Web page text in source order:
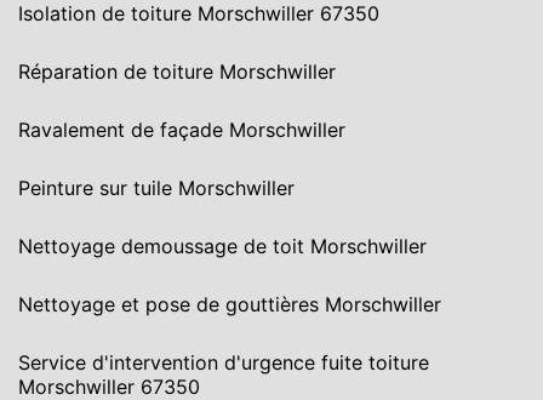
Isolation de toiture Morschwiller 67350
Réparation de toiture Morschwiller
Ravalement de façade Morschwiller
Peinture sur tuile Morschwiller
Nettoyage demoussage de toit Morschwiller
Nettoyage et pose de gouttières Morschwiller
Service d'intervention d'urgence fuite toiture
Morschwiller 67350